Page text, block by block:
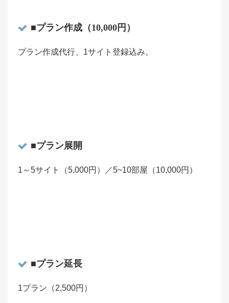
■プラン作成（10,000円）
プラン作成代行、1サイト登録込み。
■プラン展開
1～5サイト（5,000円）／5~10部屋（10,000円）
■プラン延長
1プラン（2,500円）